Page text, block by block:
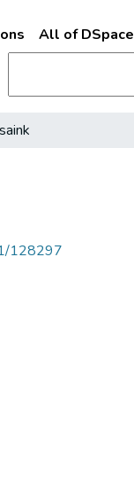
All of DSpace
128297